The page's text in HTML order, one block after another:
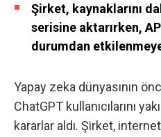
Şirket, kaynaklarını
serisine aktarırken,
durumdan
Yapay zeka dünyasının
ChatGPT kullanıcılarını
kararlar aldı. Şirket,